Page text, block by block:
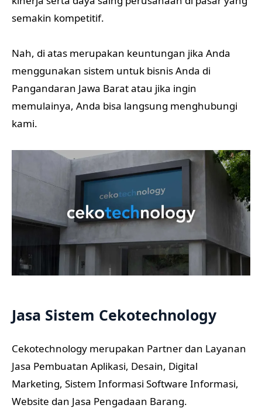
semakin kompetitif.
Nah, di atas merupakan keuntungan jika Anda
menggunakan sistem untuk bisnis Anda di
Pangandaran Jawa Barat atau jika ingin
memulainya, Anda bisa langsung menghubungi
kami.
Jasa Sistem Cekotechnology
Cekotechnology merupakan Partner dan Layanan
Jasa Pembuatan Aplikasi, Desain, Digital
Marketing, Sistem Informasi Software Informasi,
Website dan Jasa Pengadaan Barang.